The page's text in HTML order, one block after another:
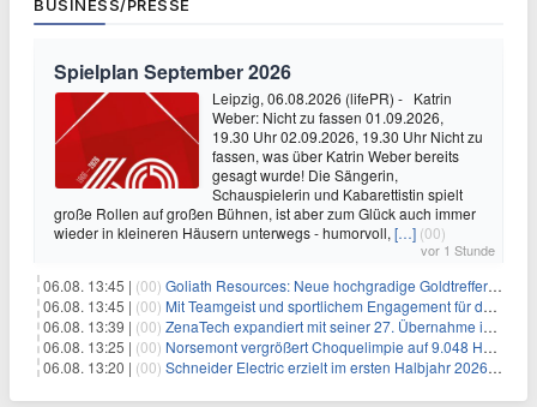
BUSINESS/PRESSE
Spielplan September 2026
Leipzig, 06.08.2026 (lifePR) - Katrin
Weber: Nicht zu fassen 01.09.2026,
19.30 Uhr 02.09.2026, 19.30 Uhr Nicht zu
fassen, was über Katrin Weber bereits
gesagt wurde! Die Sängerin,
Schauspielerin und Kabarettistin spielt
große Rollen auf großen Bühnen, ist aber zum Glück auch immer
wieder in kleineren Häusern unterwegs - humorvoll, […] (00)
vor 1 Stunde
06.08. 13:45 | (00) Goliath Resources: Neue hochgradige Goldtreffer erweitern Surebet-Entdeckung deutlich
06.08. 13:45 | (00) Mit Teamgeist und sportlichem Engagement für den guten Zweck: REYHER spendet beim 11. UKE-Benefizlauf Rekordsumme zugunsten des Kinderschutzes
06.08. 13:39 | (00) ZenaTech expandiert mit seiner 27. Übernahme im Drone-as-a-Service-Geschäft nach Idaho und erweitert sein Angebot an drohnengestützten Serviceleistungen im Vermessungs- und Bauingenieurwesen für Kunden aus dem Regierungs- und Bausektor
06.08. 13:25 | (00) Norsemont vergrößert Choquelimpie auf 9.048 Hektar – Landpaket wächst um 57%
06.08. 13:20 | (00) Schneider Electric erzielt im ersten Halbjahr 2026 starke Fortschritte bei der Umsetzung seiner Nachhaltigkeits-Roadmap Impact 2030